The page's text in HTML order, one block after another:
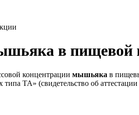
в пищевой
концентрации мышьяка в
ТА» (свидетельство об